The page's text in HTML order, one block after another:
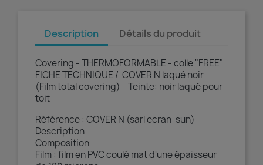
Description Détails du produit
Covering - THERMOFORMABLE - colle "FREE"
FICHE TECHNIQUE / COVER N laqué noir
(Film total covering) - Teinte: noir laqué pour
toit
Référence : COVER N (sarl ecran-sun)
Description
Composition
Film : film en PVC coulé mat d'une épaisseur